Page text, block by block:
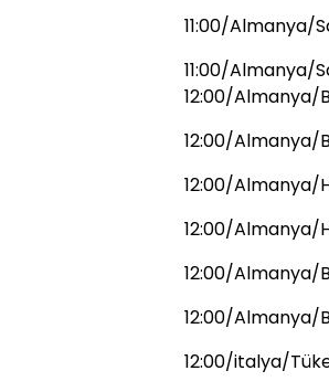
11:00/Almanya/
11:00/Almanya/
12:00/Almanya/
12:00/Almanya/
12:00/Almanya/
12:00/Almanya/
12:00/Almanya/
12:00/Almanya/
12:00/italya/